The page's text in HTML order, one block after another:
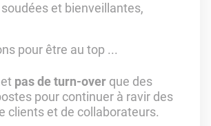
et bienveillantes,
pour être au top ...
pas de turn-over que des
pour continuer à ravir des
clients et de collaborateurs.